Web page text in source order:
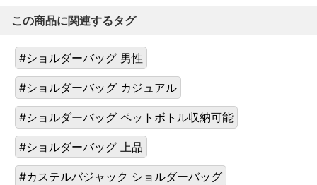
この商品に関連するタグ
#ショルダーバッグ 男性
#ショルダーバッグ カジュアル
#ショルダーバッグ ペットボトル収納可能
#ショルダーバッグ 上品
#カステルバジャック ショルダーバッグ